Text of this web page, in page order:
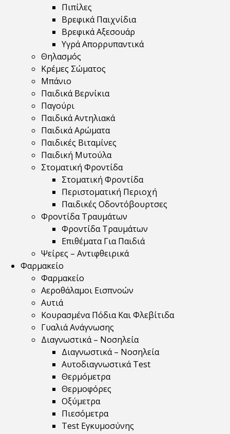
Πιπίλες
Βρεφικά Παιχνίδια
Βρεφικά Αξεσουάρ
Υγρά Απορρυπαντικά
Θηλασμός
Κρέμες Σώματος
Μπάνιο
Παιδικά Βερνίκια
Παγούρι
Παιδικά Αντηλιακά
Παιδικά Αρώματα
Παιδικές Βιταμίνες
Παιδική Μυτούλα
Στοματική Φροντίδα
Στοματική Φροντίδα
Περιστοματική Περιοχή
Παιδικές Οδοντόβουρτσες
Φροντίδα Τραυμάτων
Φροντίδα Τραυμάτων
Επιθέματα Για Παιδιά
Ψείρες – Αντιφθειρικά
Φαρμακείο
Φαρμακείο
Αεροθάλαμοι Εισπνοών
Αυτιά
Κουρασμένα Πόδια Και Φλεβίτιδα
Γυαλιά Ανάγνωσης
Διαγνωστικά – Νοσηλεία
Διαγνωστικά – Νοσηλεία
Αυτοδιαγνωστικά Test
Θερμόμετρα
Θερμοφόρες
Οξύμετρα
Πιεσόμετρα
Test Εγκυμοσύνης